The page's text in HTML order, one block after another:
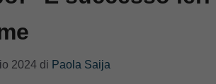
2024 di Paola Saija